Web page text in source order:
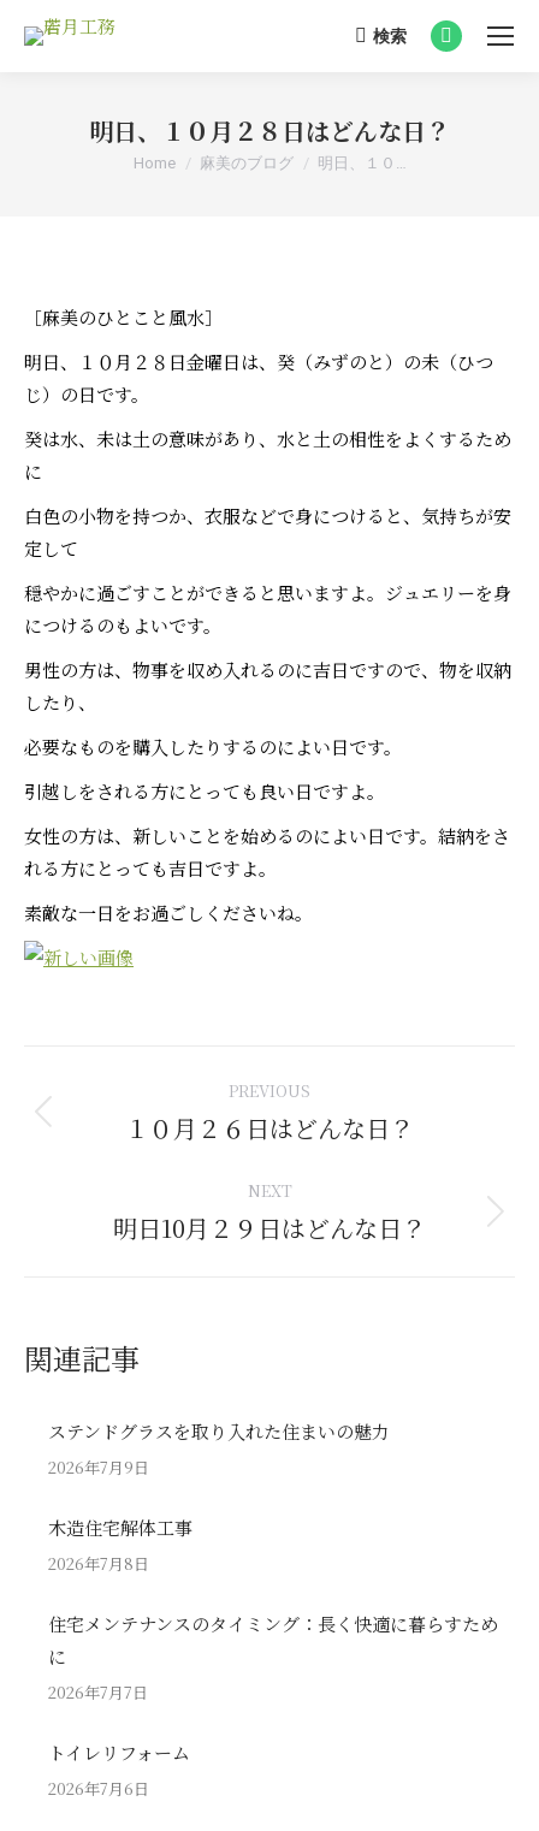
Search:
検索
Facebook
明日、１０月２８日はどんな日？
You are here:
Home 麻美のブログ 明日、１０…
［麻美のひとこと風水］
明日、１０月２８日金曜日は、癸（みずのと）の未（ひつ
じ）の日です。
癸は水、未は土の意味があり、水と土の相性をよくするため
に
白色の小物を持つか、衣服などで身につけると、気持ちが安
定して
穏やかに過ごすことができると思いますよ。ジュエリーを身
につけるのもよいです。
男性の方は、物事を収め入れるのに吉日ですので、物を収納
したり、
必要なものを購入したりするのによい日です。
引越しをされる方にとっても良い日ですよ。
女性の方は、新しいことを始めるのによい日です。結納をさ
れる方にとっても吉日ですよ。
素敵な一日をお過ごしくださいね。
navigation
PREVIOUS
Previous
１０月２６日はどんな日？
NEXT
Next
明日10月２９日はどんな日？
関連記事
ステンドグラスを取り入れた住まいの魅力
2026年7月9日
木造住宅解体工事
2026年7月8日
住宅メンテナンスのタイミング：長く快適に暮らすため
に
2026年7月7日
トイレリフォーム
2026年7月6日